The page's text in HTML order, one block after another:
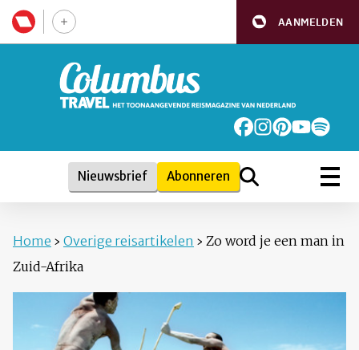
AANMELDEN
Nieuwsbrief Abonneren
Home › Overige reisartikelen › Zo word je een man in
Zuid-Afrika